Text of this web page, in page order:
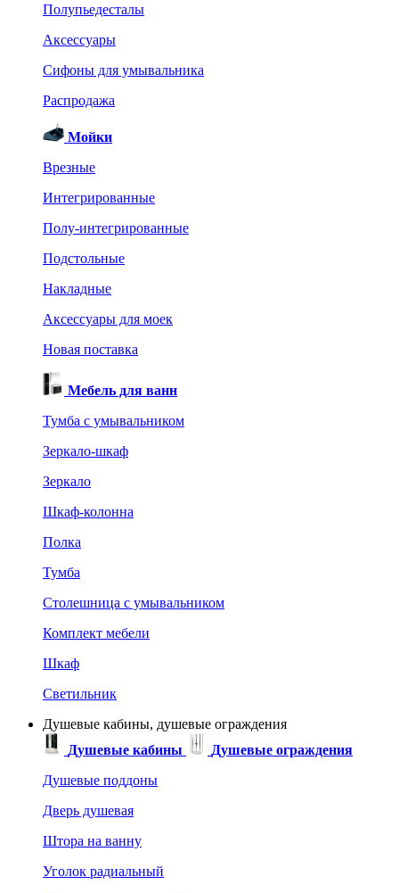
Полупьедесталы
Аксессуары
Сифоны для умывальника
Распродажа
Мойки
Врезные
Интегрированные
Полу-интегрированные
Подстольные
Накладные
Аксессуары для моек
Новая поставка
Мебель для ванн
Тумба с умывальником
Зеркало-шкаф
Зеркало
Шкаф-колонна
Полка
Тумба
Столешница с умывальником
Комплект мебели
Шкаф
Светильник
Душевые кабины, душевые ограждения
Душевые кабины
Душевые ограждения
Душевые поддоны
Дверь душевая
Штора на ванну
Уголок радиальный